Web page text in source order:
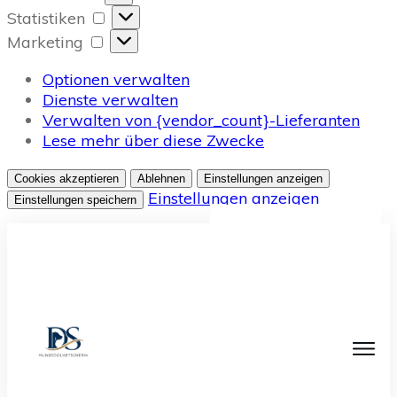
Statistiken
Statistiken
Marketing
Marketing
Optionen verwalten
Dienste verwalten
Verwalten von {vendor_count}-Lieferanten
Lese mehr über diese Zwecke
Cookies akzeptieren Ablehnen
Einstellungen anzeigen
Einstellungen speichern
Einstellungen anzeigen